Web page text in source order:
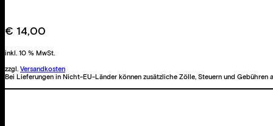
€ 14,00
inkl. 10 % MwSt.
zzgl. Versandkosten
Bei Lieferungen in Nicht-EU-Länder können zusätzliche Zölle, Steuern und Gebühren